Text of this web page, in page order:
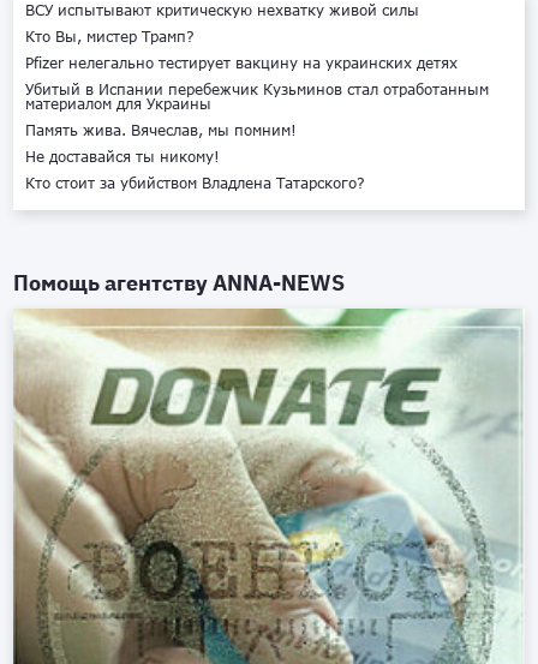
ВСУ испытывают критическую нехватку живой силы
Кто Вы, мистер Трамп?
Pfizer нелегально тестирует вакцину на украинских детях
Убитый в Испании перебежчик Кузьминов стал отработанным
материалом для Украины
Память жива. Вячеслав, мы помним!
Не доставайся ты никому!
Кто стоит за убийством Владлена Татарского?
Помощь агентствуANNA-NEWS